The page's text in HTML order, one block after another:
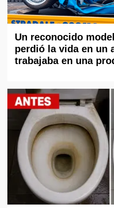
Un reconocido
perdió la vida en un
trabajaba en una